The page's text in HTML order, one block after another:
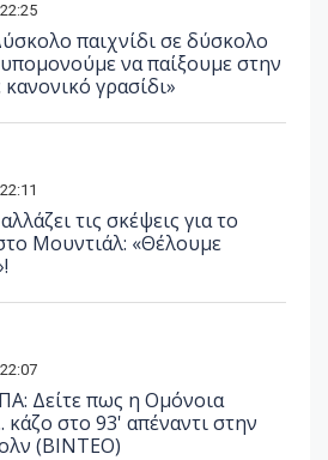
παιχνίδι σε δύσκολο
να παίξουμε στην
γρασίδι»
τις σκέψεις για το
Μουντιάλ: «Θέλουμε
Δείτε πως η Ομόνοια
κάζο στο 93' απέναντι στην
(ΒΙΝΤΕΟ)